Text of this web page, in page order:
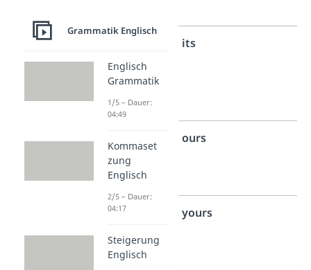
Person
Singular
neutral
its
Person
Plural
ours
2.
Person
Plural
yours
Grammatik Englisch
Englisch
Grammatik
1/5 – Dauer:
04:49
Kommaset
zung
Englisch
2/5 – Dauer:
04:17
Steigerung
Englisch